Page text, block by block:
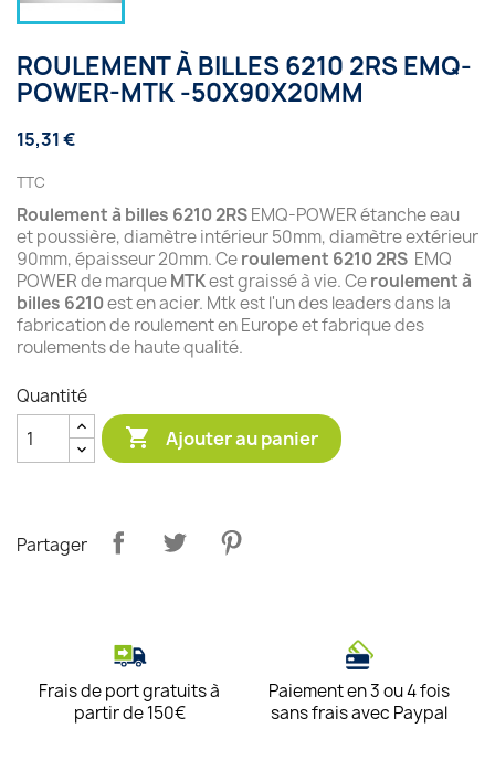
ROULEMENT À BILLES 6210 2RS EMQ-
POWER-MTK -50X90X20MM
15,31 €
TTC
Roulement à billes 6210 2RSEMQ-POWER étanche eau
et poussière, diamètre intérieur 50mm, diamètre extérieur
90mm, épaisseur 20mm. Ceroulement 6210 2RS EMQ
POWER de marqueMTKest graissé à vie. Ceroulement à
billes 6210est en acier. Mtk est l'un des leaders dans la
fabrication de roulement en Europe et fabrique des
roulements de haute qualité.
Quantité
 Ajouter au panier
Partager
Frais de port gratuits à
partir de 150€
Paiement en 3 ou 4 fois
sans frais avec Paypal